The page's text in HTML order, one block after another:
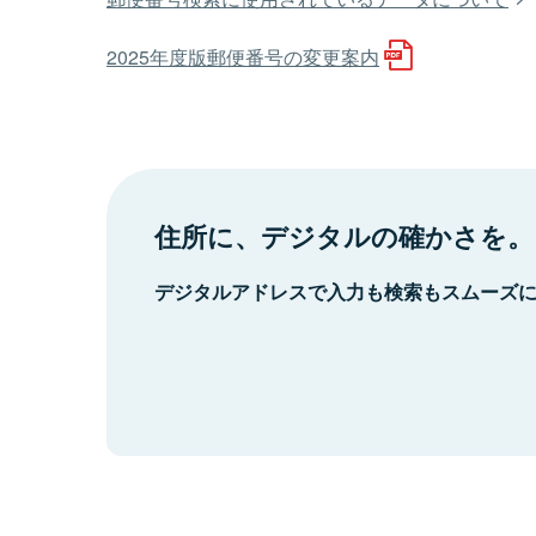
2025年度版郵便番号の変更案内
住所に、デジタルの確かさを。
デジタルアドレスで入力も検索もスムーズ